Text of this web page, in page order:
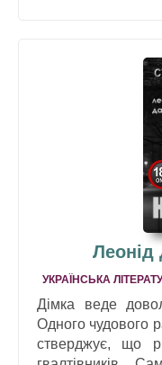
Леонід
УКРАЇНСЬКА
Дімка веде
Одного чудового
стверджує, що